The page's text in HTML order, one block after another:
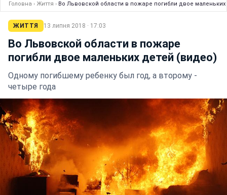
Головна › Життя › Во Львовской области в пожаре погибли двое
ЖИТТЯ 13 липня 2018 · 17:03
Во Львовской области в пожаре
погибли двое маленьких детей (видео)
Одному погибшему ребенку был год, а второму -
четыре года